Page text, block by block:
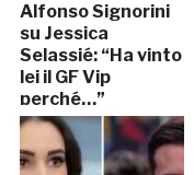
Alfonso Signorini
su Jessica
Selassié: “Ha vinto
lei il GF Vip
perché…”